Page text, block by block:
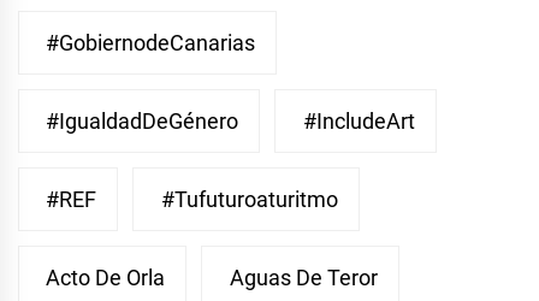
#GobiernodeCanarias
#IgualdadDeGénero #IncludeArt
#REF #Tufuturoaturitmo
Acto De Orla Aguas De Teror